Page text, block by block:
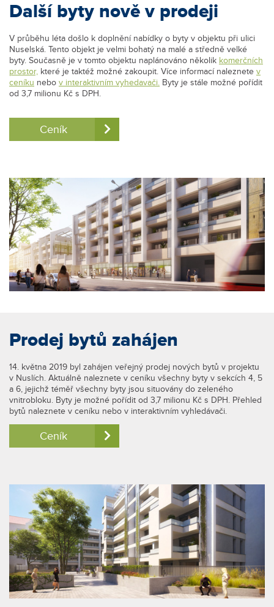
Další byty nově v prodeji
V průběhu léta došlo k doplnění nabídky o byty v objektu při ulici
Nuselská. Tento objekt je velmi bohatý na malé a středně velké
byty. Současně je v tomto objektu naplánováno několik komerčních
prostor, které je taktéž možné zakoupit. Více informací naleznete v
ceníku nebo v interaktivním vyhedavači. Byty je stále možné pořídit
od 3,7 milionu Kč s DPH.
Ceník
Prodej bytů zahájen
14. května 2019 byl zahájen veřejný prodej nových bytů v projektu
v Nuslích. Aktuálně naleznete v ceníku všechny byty v sekcích 4, 5
a 6, jejichž téměř všechny byty jsou situovány do zeleného
vnitrobloku. Byty je možné pořídit od 3,7 milionu Kč s DPH. Přehled
bytů naleznete v ceníku nebo v interaktivním vyhledávači.
Ceník